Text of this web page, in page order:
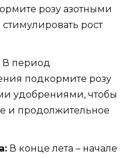
розу азотными
рост
В период
подкормите розу
удобрениями, чтобы
и продолжительное
В конце лета – начале